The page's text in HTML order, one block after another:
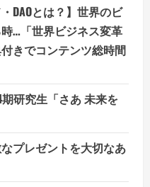
DAOとは？】世界のビ
…「世界ビジネス変革
きでコンテンツ総時間
期研究生「さあ 未来を
プレゼントを大切なあ